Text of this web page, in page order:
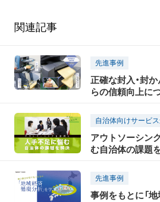
関連記事
先進事例
正確な封入・封
らの信頼向上に
自治体向けサービ
アウトソーシン
む自治体の課題
先進事例
事例をもとに「